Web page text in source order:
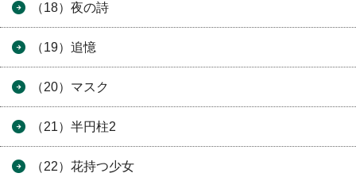
（18）夜の詩
（19）追憶
（20）マスク
（21）半円柱2
（22）花持つ少女